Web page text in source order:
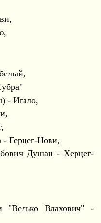
- Игало,
- Герцег-Нови,
Душан - Херцег-
"Велько Влахович" -